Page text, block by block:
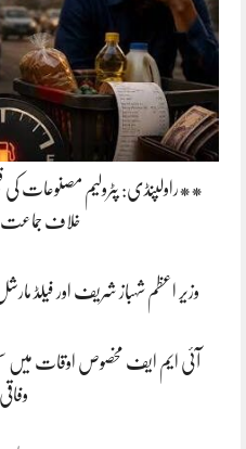
**راولپنڈی: پٹرولیم مصنوعات کی
خلاف جماعت
وزیر اعظم شہباز شریف اور فیلڈ
آئی ایم ایف مخصوص اوقات میں